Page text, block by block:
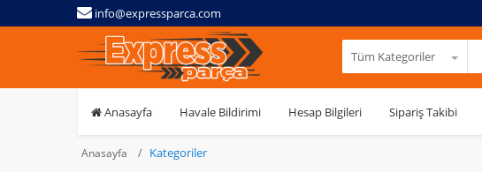
info@expressparca.com
Tüm Kategoriler
Anasayfa Havale Bildirimi Hesap Bilgileri Sipariş Takibi
Anasayfa Kategoriler